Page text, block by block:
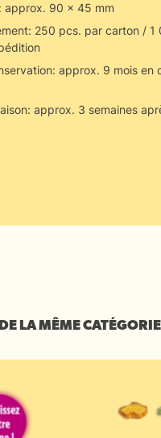
approx. 90 x 45 mm
250 pcs. par carton / 1
approx. 9 mois en
approx. 3 semaines
LA MÊME CATÉGORIE